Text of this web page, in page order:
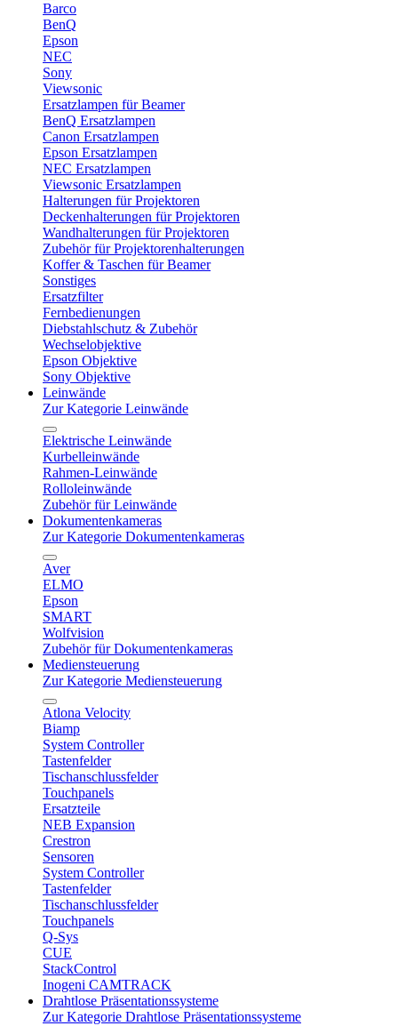
Barco
BenQ
Epson
NEC
Sony
Viewsonic
Ersatzlampen für Beamer
BenQ Ersatzlampen
Canon Ersatzlampen
Epson Ersatzlampen
NEC Ersatzlampen
Viewsonic Ersatzlampen
Halterungen für Projektoren
Deckenhalterungen für Projektoren
Wandhalterungen für Projektoren
Zubehör für Projektorenhalterungen
Koffer & Taschen für Beamer
Sonstiges
Ersatzfilter
Fernbedienungen
Diebstahlschutz & Zubehör
Wechselobjektive
Epson Objektive
Sony Objektive
Leinwände
Zur Kategorie Leinwände
Elektrische Leinwände
Kurbelleinwände
Rahmen-Leinwände
Rolloleinwände
Zubehör für Leinwände
Dokumentenkameras
Zur Kategorie Dokumentenkameras
Aver
ELMO
Epson
SMART
Wolfvision
Zubehör für Dokumentenkameras
Mediensteuerung
Zur Kategorie Mediensteuerung
Atlona Velocity
Biamp
System Controller
Tastenfelder
Tischanschlussfelder
Touchpanels
Ersatzteile
NEB Expansion
Crestron
Sensoren
System Controller
Tastenfelder
Tischanschlussfelder
Touchpanels
Q-Sys
CUE
StackControl
Inogeni CAMTRACK
Drahtlose Präsentationssysteme
Zur Kategorie Drahtlose Präsentationssysteme